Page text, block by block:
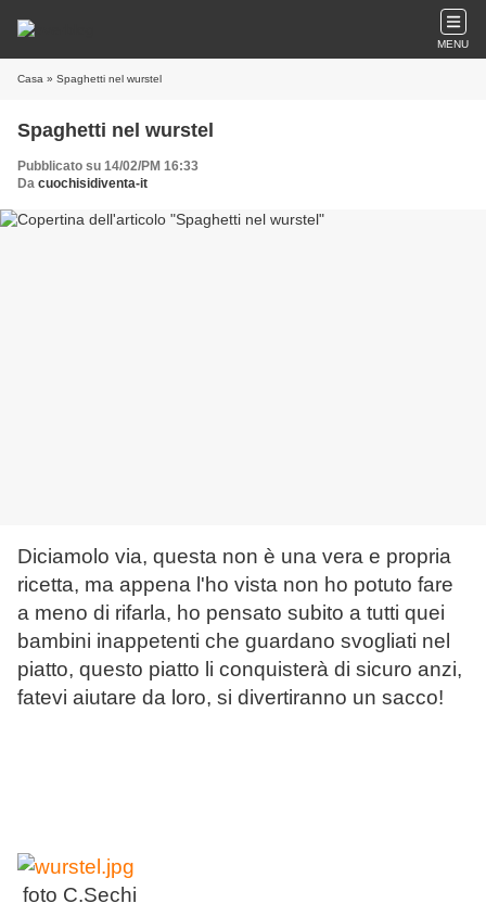
MENU
Casa » Spaghetti nel wurstel
Spaghetti nel wurstel
Pubblicato su 14/02/PM 16:33
Da cuochisidiventa-it
Diciamolo via, questa non è una vera e propria
ricetta, ma appena l'ho vista non ho potuto fare
a meno di rifarla, ho pensato subito a tutti quei
bambini inappetenti che guardano svogliati nel
piatto, questo piatto li conquisterà di sicuro anzi,
fatevi aiutare da loro, si divertiranno un sacco!
foto C.Sechi